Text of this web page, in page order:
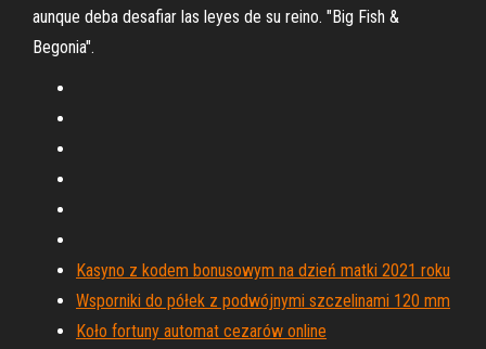
aunque deba desafiar las leyes de su reino. "Big Fish &
Begonia".
Kasyno z kodem bonusowym na dzień matki 2021 roku
Wsporniki do półek z podwójnymi szczelinami 120 mm
Koło fortuny automat cezarów online